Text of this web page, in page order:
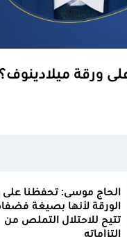
ورقة ميلادينوف؟
الحاج موسى: تحفظنا على
الورقة لأنها بصيغة
تتيح للاحتلال التملص من
التزاماته